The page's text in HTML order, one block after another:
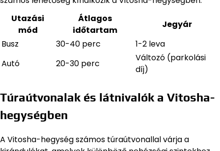
Utazási
mód
Átlagos
időtartam
Jegyár
Busz
30-40 perc
1-2 leva
Autó
20-30 perc
Változó (parkolási
díj)
Túraútvonalak és látnivalók a Vitosha-
hegységben
A Vitosha-hegység számos túraútvonallal várja a